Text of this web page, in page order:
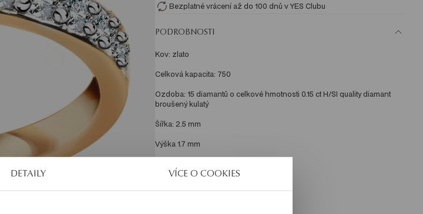
DETAILY VÍCE O COOKIES
Bezplatné vrácení až do 100 dnů v YES Clubu
PODROBNOSTI
Kov: zlato
Celková kapacita: 750
Ozdoba: 15 diamantů o celkové hmotnosti 0.15 ct H/SI quality diamant
broušený kulatý
Šířka: 2.5 mm
Výška 1.7 mm